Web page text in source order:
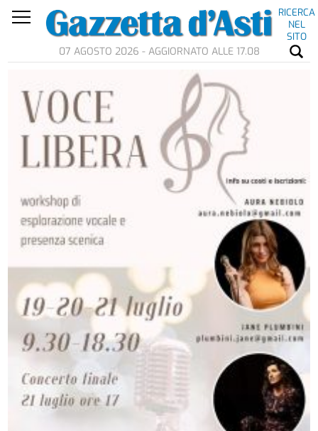
RICERCA
NEL
SITO
07 AGOSTO 2026 - AGGIORNATO ALLE 17.08